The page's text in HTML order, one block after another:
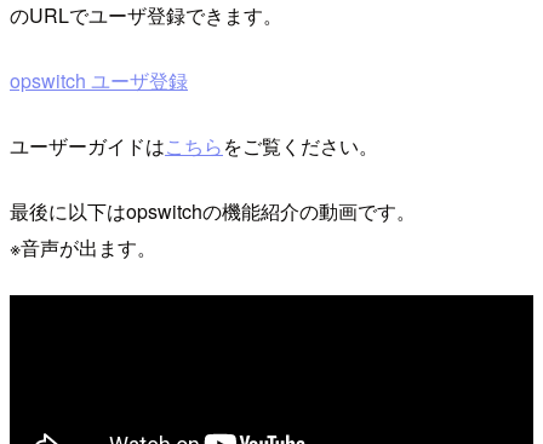
のURLでユーザ登録できます。
opswitch ユーザ登録
ユーザーガイドはこちらをご覧ください。
最後に以下はopswitchの機能紹介の動画です。
※音声が出ます。